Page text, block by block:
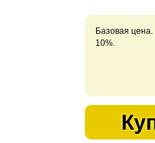
Базовая цена.
10%.